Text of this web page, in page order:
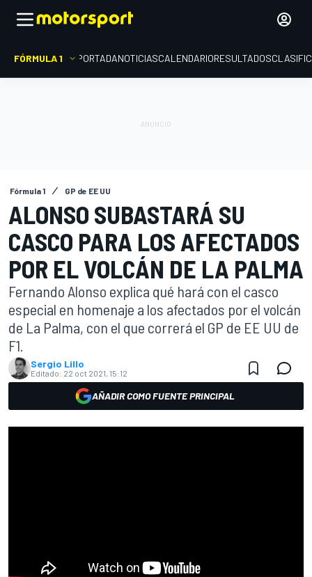
FÓRMULA 1 PORTADANOTICIASCALENDARIORESULTADOS
Fórmula 1 GP de EE UU
ALONSO SUBASTARÁ SU
CASCO PARA LOS AFECTADOS
POR EL VOLCÁN DE LA PALMA
Fernando Alonso explica qué hará con el casco
especial en homenaje a los afectados por el volcán
de La Palma, con el que correrá el GP de EE UU de
F1.
Sergio Lillo
Editado: 22 oct 2021, 15:12
AÑADIR COMO FUENTE PRINCIPAL